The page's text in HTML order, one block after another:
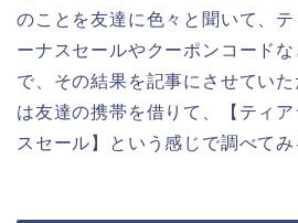
のことを友達に色々と聞いて、
ーナスセールやクーポンコード
で、その結果を記事にさせてい
は友達の携帯を借りて、【ティ
スセール】という感じで調べてみ